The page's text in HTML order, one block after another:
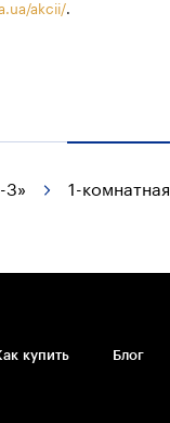
akcii/.
3» 1-комнатная
купить Блог